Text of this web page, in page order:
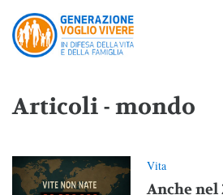
Articoli - mondo
Vita
Anche nel